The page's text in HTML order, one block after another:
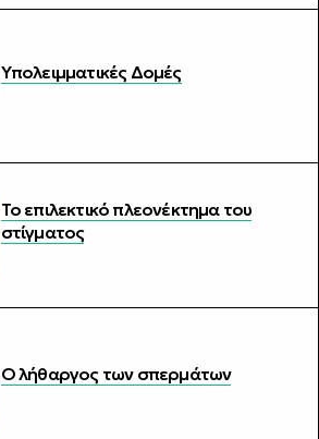
Υπολειμματικές Δομές
Το επιλεκτικό πλεονέκτημα του
στίγματος
Ο λήθαργος των σπερμάτων